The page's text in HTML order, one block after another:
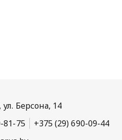
Берсона, 14
81-75
+375 (29) 690-09-44